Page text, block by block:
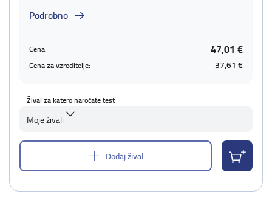
Podrobno
Cena: 47,01 €
Cena za vzreditelje: 37,61 €
Žival za katero naročate test
Moje živali
Dodaj žival